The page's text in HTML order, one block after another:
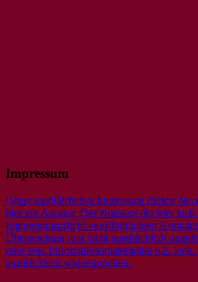
Impressum
Unser ausführliches Impressum finden Sie
hier ein Auszug: Der Nutzung der hier
Impressumspflicht veröffentlichten
Übersendung von nicht ausdrücklich
oder sog. Informationsmaterialien o.ä.
ausdrücklich widersprochen.